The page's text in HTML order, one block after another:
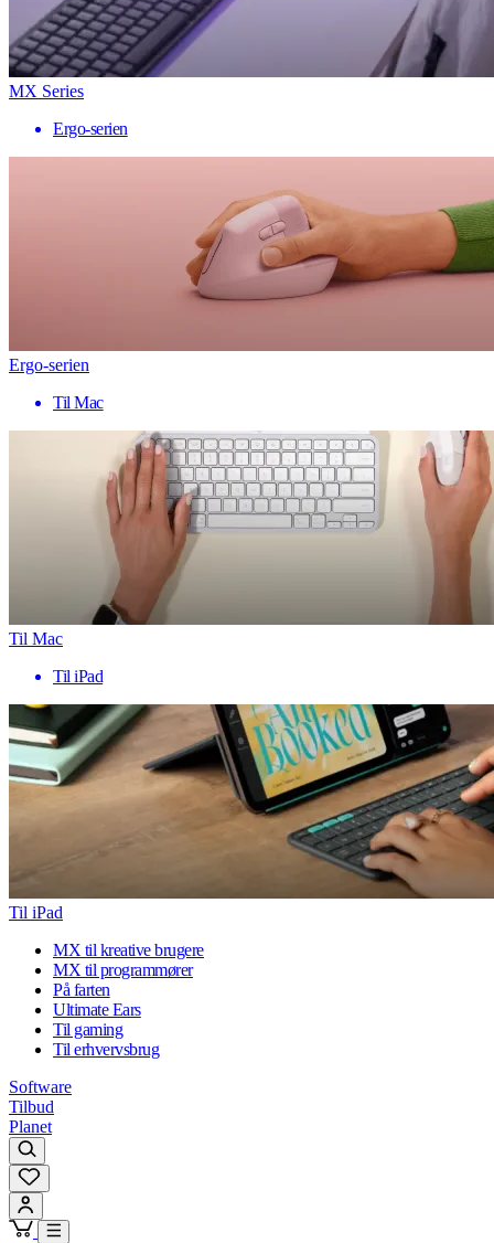
MX Series
Ergo-serien
Ergo-serien
Til Mac
Til Mac
Til iPad
Til iPad
MX til kreative brugere
MX til programmører
På farten
Ultimate Ears
Til gaming
Til erhvervsbrug
Software
Tilbud
Planet